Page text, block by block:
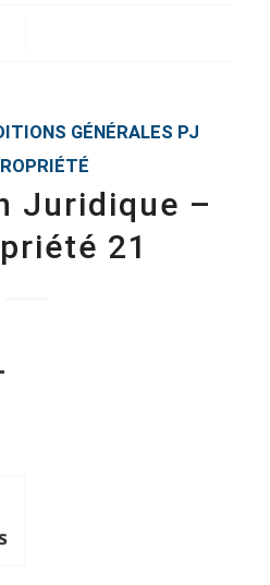
GÉNÉRALES PJ
Juridique –
21